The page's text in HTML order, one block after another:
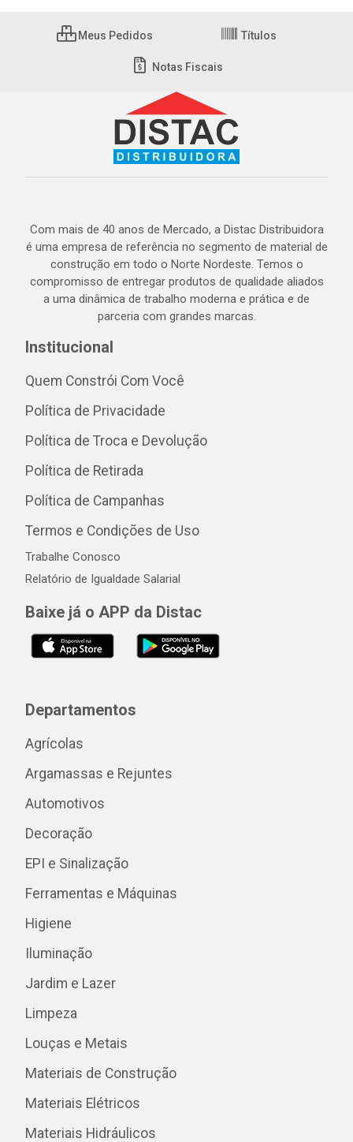
Meus Pedidos Títulos
Notas Fiscais
Com mais de 40 anos de Mercado, a Distac Distribuidora
é uma empresa de referência no segmento de material de
construção em todo o Norte Nordeste. Temos o
compromisso de entregar produtos de qualidade aliados
a uma dinâmica de trabalho moderna e prática e de
parceria com grandes marcas.
Institucional
Quem Constrói Com Você
Política de Privacidade
Política de Troca e Devolução
Política de Retirada
Política de Campanhas
Termos e Condições de Uso
Trabalhe Conosco
Relatório de Igualdade Salarial
Baixe já o APP da Distac
Departamentos
Agrícolas
Argamassas e Rejuntes
Automotivos
Decoração
EPI e Sinalização
Ferramentas e Máquinas
Higiene
Iluminação
Jardim e Lazer
Limpeza
Louças e Metais
Materiais de Construção
Materiais Elétricos
Materiais Hidráulicos